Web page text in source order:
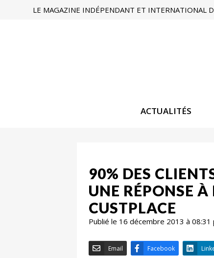
LE MAGAZINE INDÉPENDANT ET INTERNATIONAL
ACTUALITÉS
90% DES
UNE RÉPONSE
CUSTPLACE
Publié le 16 décembre 2013 à 08:31